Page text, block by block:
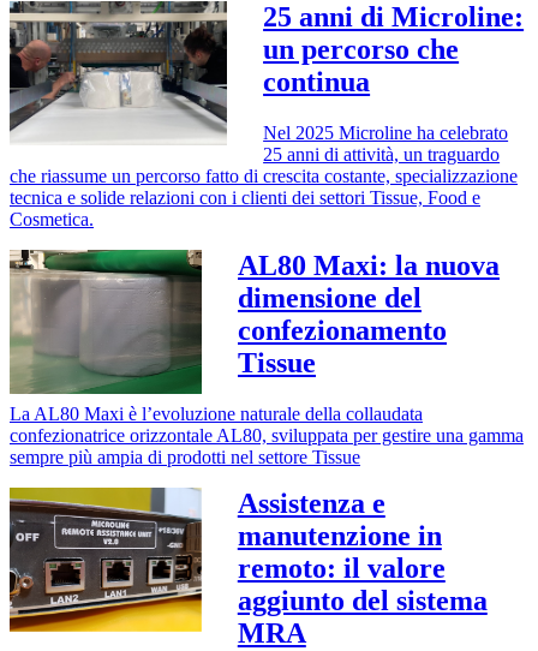
25 anni di Microline:
un percorso che
continua
Nel 2025 Microline ha celebrato
25 anni di attività, un traguardo
che riassume un percorso fatto di crescita costante, specializzazione
tecnica e solide relazioni con i clienti dei settori Tissue, Food e
Cosmetica.
AL80 Maxi: la nuova
dimensione del
confezionamento
Tissue
La AL80 Maxi è l’evoluzione naturale della collaudata
confezionatrice orizzontale AL80, sviluppata per gestire una gamma
sempre più ampia di prodotti nel settore Tissue
Assistenza e
manutenzione in
remoto: il valore
aggiunto del sistema
MRA